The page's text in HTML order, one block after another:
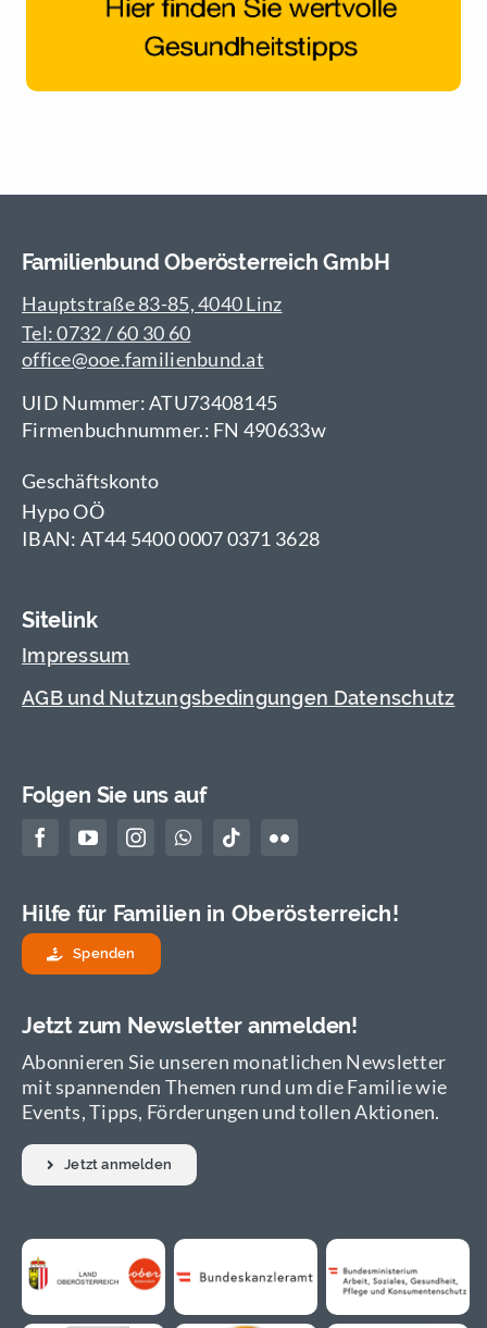
Familienbund Oberösterreich GmbH
Hauptstraße 83-85, 4040 Linz
Tel: 0732 / 60 30 60
office@ooe.familienbund.at
UID Nummer: ATU73408145
Firmenbuchnummer.: FN 490633w
Geschäftskonto
Hypo OÖ
IBAN: AT44 5400 0007 0371 3628
Sitelink
Impressum
AGB und Nutzungsbedingungen Datenschutz
Folgen Sie uns auf
Hilfe für Familien in Oberösterreich!
Spenden
Jetzt zum Newsletter anmelden!
Abonnieren Sie unseren monatlichen Newsletter
mit spannenden Themen rund um die Familie wie
Events, Tipps, Förderungen und tollen Aktionen.
Jetzt anmelden